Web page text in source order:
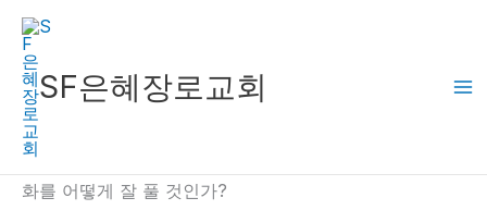
너
SF은혜장로교회
화를 어떻게 잘 풀 것인가?